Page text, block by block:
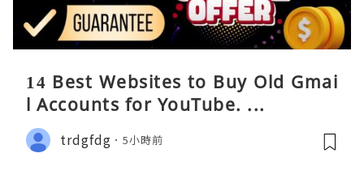
14 Best Websites to Buy Old Gmai
l Accounts for YouTube. ...
trdgfdg 5小時前